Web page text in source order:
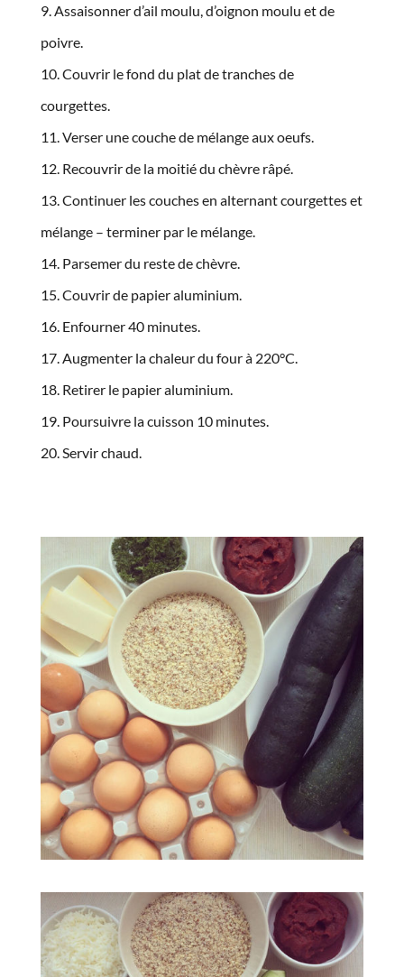
Assaisonner d’ail moulu, d’oignon moulu et de
poivre.
Couvrir le fond du plat de tranches de
courgettes.
Verser une couche de mélange aux oeufs.
Recouvrir de la moitié du chèvre râpé.
Continuer les couches en alternant courgettes et
mélange – terminer par le mélange.
Parsemer du reste de chèvre.
Couvrir de papier aluminium.
Enfourner 40 minutes.
Augmenter la chaleur du four à 220°C.
Retirer le papier aluminium.
Poursuivre la cuisson 10 minutes.
Servir chaud.